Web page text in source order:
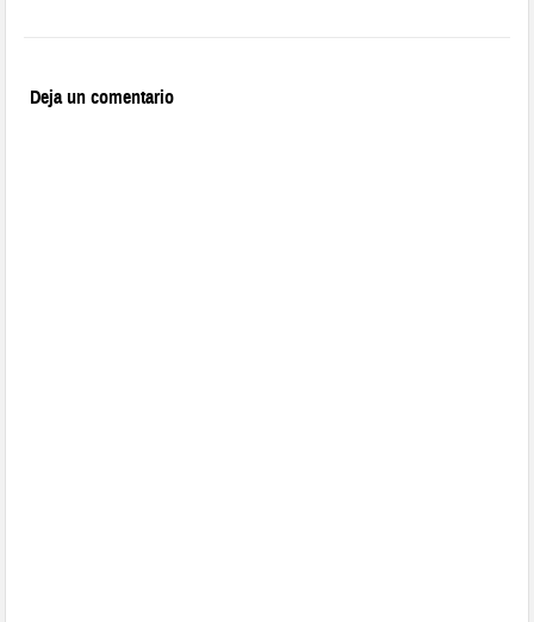
Deja un comentario